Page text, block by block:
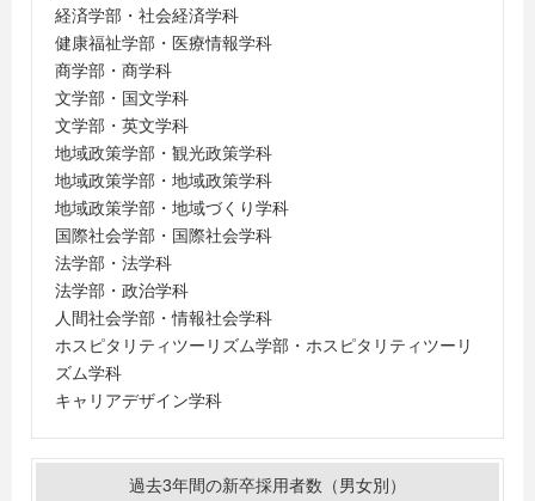
経済学部・社会経済学科
健康福祉学部・医療情報学科
商学部・商学科
文学部・国文学科
文学部・英文学科
地域政策学部・観光政策学科
地域政策学部・地域政策学科
地域政策学部・地域づくり学科
国際社会学部・国際社会学科
法学部・法学科
法学部・政治学科
人間社会学部・情報社会学科
ホスピタリティツーリズム学部・ホスピタリティツーリ
ズム学科
キャリアデザイン学科
過去3年間の新卒採用者数（男女別）